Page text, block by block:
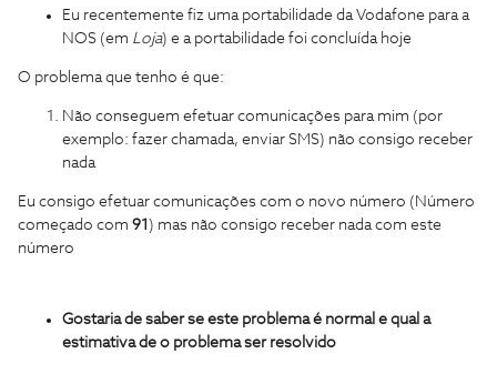
Eu recentemente fiz uma portabilidade da Vodafone para a
NOS (em Loja) e a portabilidade foi concluída hoje
O problema que tenho é que:
Não conseguem efetuar comunicações para mim (por
exemplo: fazer chamada, enviar SMS) não consigo receber
nada
Eu consigo efetuar comunicações com o novo número (Número
começado com 91 ) mas não consigo receber nada com este
número
Gostaria de saber se este problema é normal e qual a
estimativa de o problema ser resolvido